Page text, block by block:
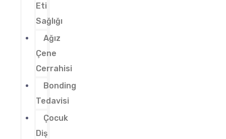
Eti
Sağlığı
Ağız
Çene
Cerrahisi
Bonding
Tedavisi
Çocuk
Diş